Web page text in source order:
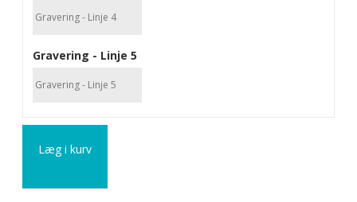
Gravering - Linje 5
Læg i kurv